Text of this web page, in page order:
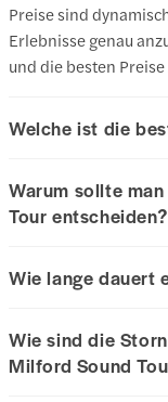
Preise sind
Erlebnisse genau
und die besten
Welche ist die
Warum sollte
Tour entscheiden?
Wie lange dauert
Wie sind die
Milford Sound